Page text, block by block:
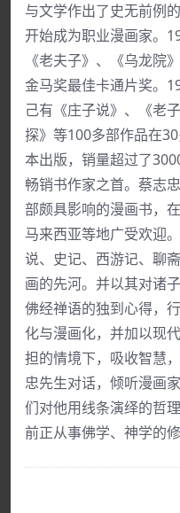
与文学作出了史无前例
开始成为职业漫画家。
《老夫子》、《乌龙院
金马奖最佳卡通片奖。
己有《庄子说》、《老
探》等100多部作品在
本出版，销量超过了
畅销书作家之首。蔡志
部颇具影响的漫画书，
马来西亚等地广受欢迎
说、史记、西游记、聊
画的先河。并以其对诸
佛经禅语的独到心得，
化与漫画化，并加以现
担的情境下，吸收智慧
忠先生对话，倾听漫画
们对他用线条演绎的哲
前正从事佛学、神学的